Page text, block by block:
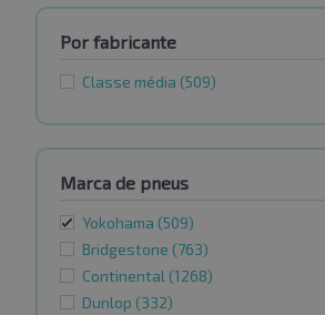
Por fabricante
Classe média (509)
Marca de pneus
Yokohama (509)
Bridgestone (763)
Continental (1268)
Dunlop (332)